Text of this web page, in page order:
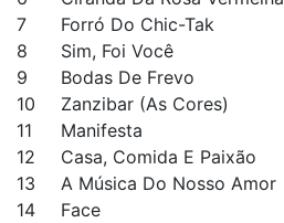
7
Forró Do Chic-Tak
8
Sim, Foi Você
9
Bodas De Frevo
10
Zanzibar (As Cores)
11
Manifesta
12
Casa, Comida E Paixão
13
A Música Do Nosso Amor
14
Face